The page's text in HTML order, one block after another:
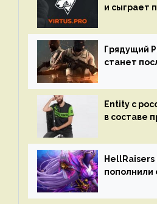
и сыграет
Грядущий
станет
Entity с
в составе
пополнили